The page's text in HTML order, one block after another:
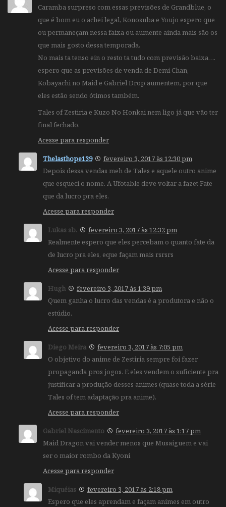
Caramba surpreso com essas previsões de Grandblue, o
que é bom eu o achei legal, Konosuba e Youjo espero que
ou permaneçam nessa faixa ou aumente ainda mais são os
que mais gosto dessa temporada.
No mais ta tenso ein o resto ta tudo com previsão baixa….
espero que as previsões de venda de Demi Chan,
Kobayachi no Maid e Gabriel Drop aumentem, por que
eles estão sendo ótimos também.
Tales of Zestiria e Kuzo No Honkai nem ligo já que vão ter
final fechado.
Acesse para responder
Thelasthope139
fevereiro 3, 2017 às 12:30 pm
Depois dessa vendas meh de Tales e aquele outro anime
que esqueci o nome. A Ufotable deve voltar a fazet Fate
que da lucro pra eles.
Acesse para responder
Lukas sb.
fevereiro 3, 2017 às 12:32 pm
Realmente espero que eles percebam o quanto fate da
de lucro pra eles, eque façam mais rsrsrs
Acesse para responder
Hugh
fevereiro 3, 2017 às 1:39 pm
Quem ganha o lucro das vendas é a produtora e não o
estúdio.
Acesse para responder
Diego Meira
fevereiro 3, 2017 às 7:05 pm
O objetivo do anime de Zestiria sempre foi fazer
propaganda pros jogos. E eles vendem o suficiente pra
justificar a produção desses animes (quase toda a série
Tales of tem adaptação pra anime).
Acesse para responder
Gabriel Nascimento
fevereiro 3, 2017 às 1:17 pm
Maid Dragon vai vender menos que Musaiguem e vai
ser o maior rombo da Kyoni
Acesse para responder
Miquéias
fevereiro 3, 2017 às 2:18 pm
Espero que eles aprendam e façam animes em outro